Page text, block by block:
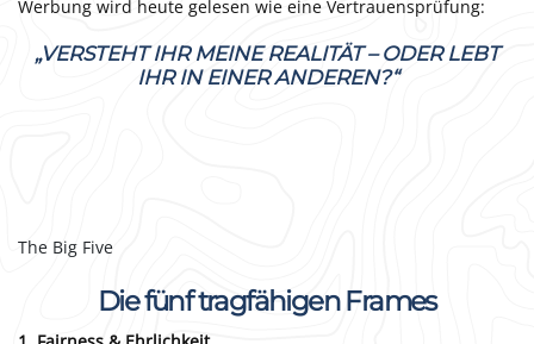
Werbung wird heute gelesen wie eine Vertrauensprüfung:
„VERSTEHT IHR MEINE REALITÄT – ODER LEBT
IHR IN EINER ANDEREN?“
The Big Five
Die fünf tragfähigen Frames